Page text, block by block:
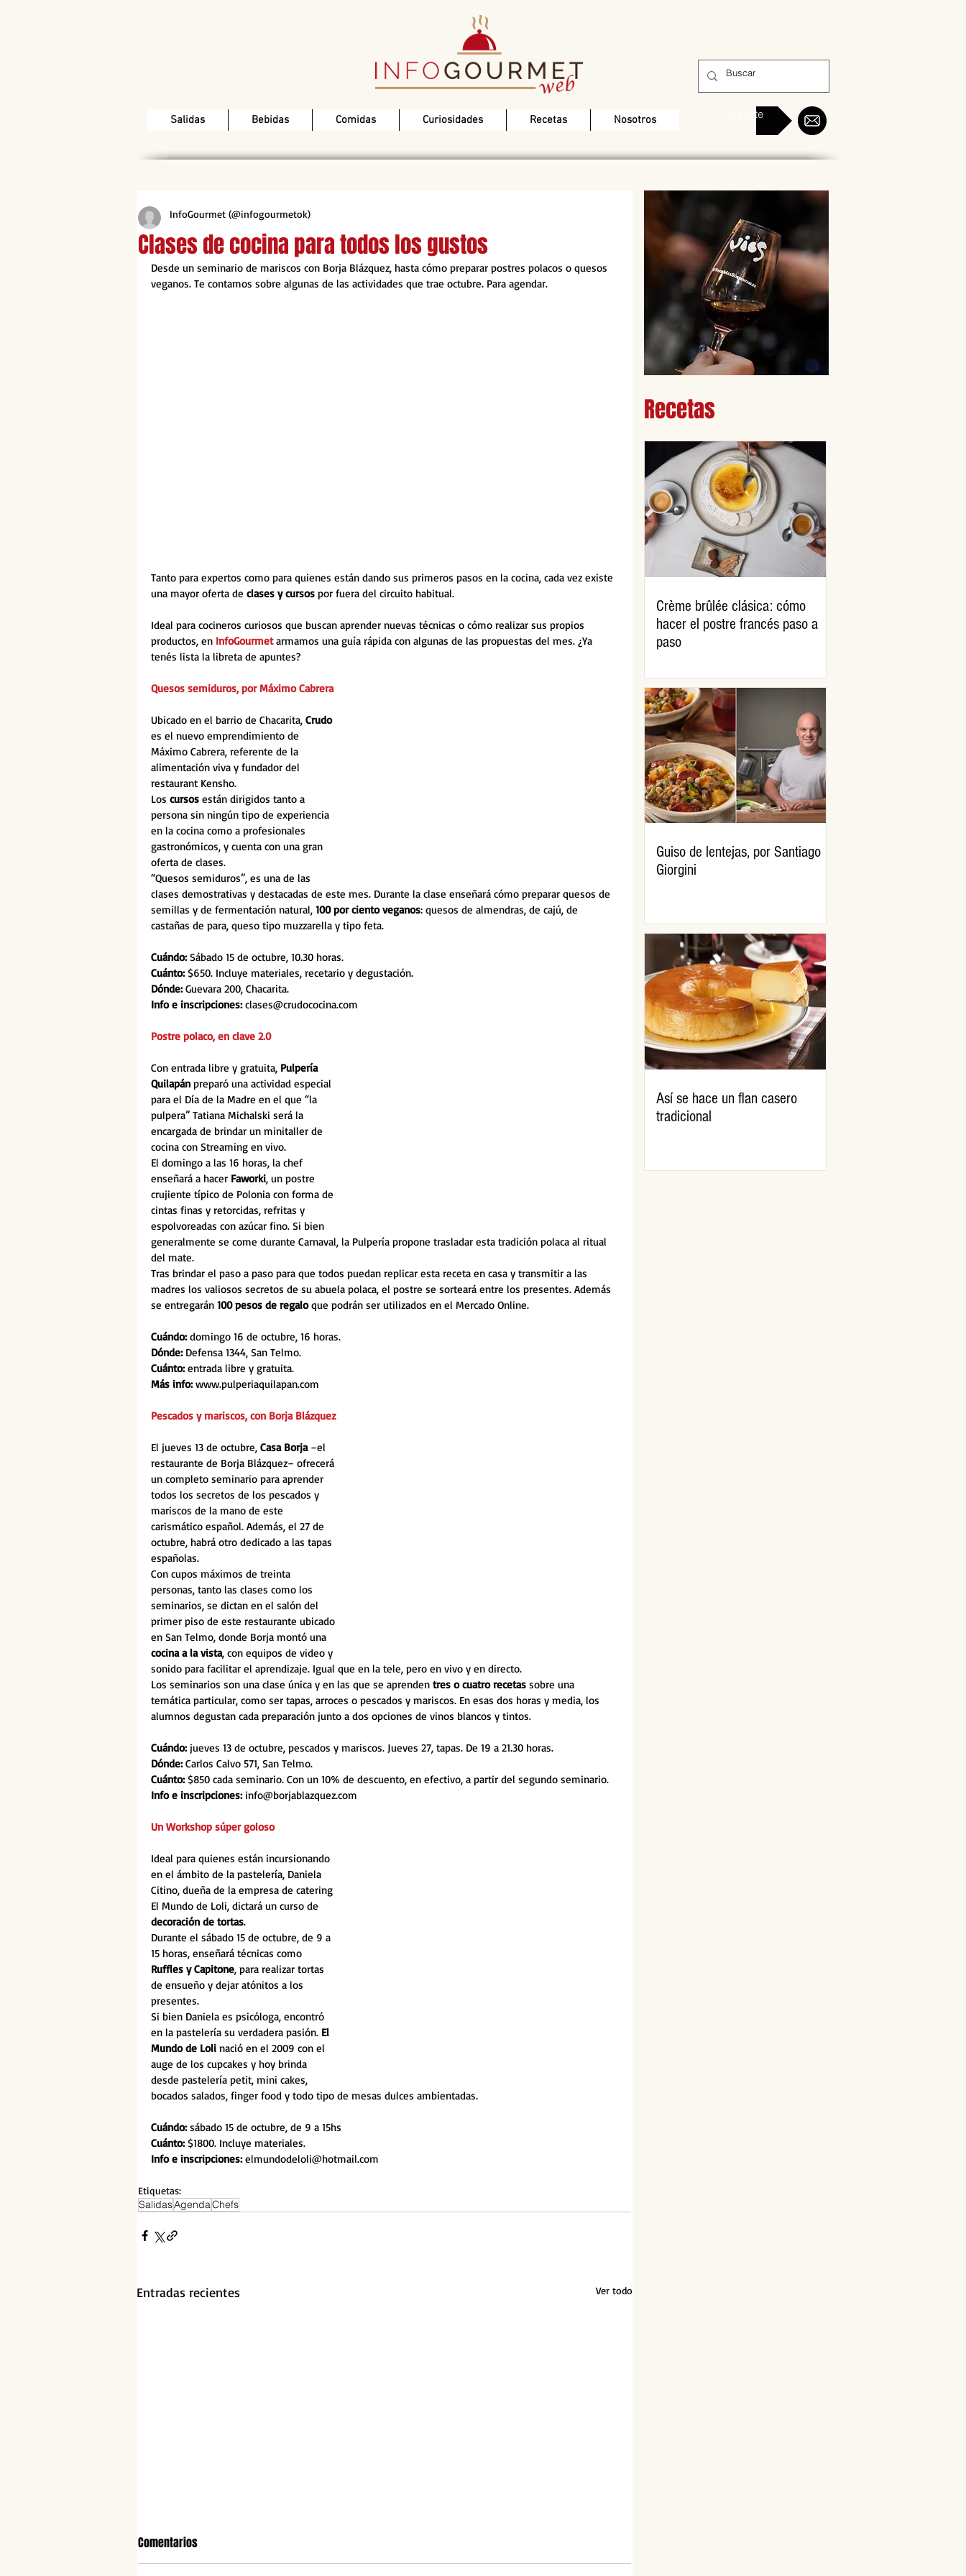
Salidas Bebidas Comidas Curiosidades Recetas Nosotros Sumate
Clases de cocina para todos los gustos
InfoGourmet (@infogourmetok)
Desde un seminario de mariscos con Borja Blázquez, hasta cómo preparar postres polacos o quesos
veganos. Te contamos sobre algunas de las actividades que trae octubre. Para agendar.
Tanto para expertos como para quienes están dando sus primeros pasos en la cocina, cada vez existe
una mayor oferta de clases y cursos por fuera del circuito habitual.
Ideal para cocineros curiosos que buscan aprender nuevas técnicas o cómo realizar sus propios
productos, en InfoGourmet armamos una guía rápida con algunas de las propuestas del mes. ¿Ya
tenés lista la libreta de apuntes?
Quesos semiduros, por Máximo Cabrera
Ubicado en el barrio de Chacarita, Crudo
es el nuevo emprendimiento de
Máximo Cabrera, referente de la
alimentación viva y fundador del
restaurant Kensho.
Los cursos están dirigidos tanto a
persona sin ningún tipo de experiencia
en la cocina como a profesionales
gastronómicos, y cuenta con una gran
oferta de clases.
“Quesos semiduros”, es una de las
clases demostrativas y destacadas de este mes. Durante la clase enseñará cómo preparar quesos de
semillas y de fermentación natural, 100 por ciento veganos: quesos de almendras, de cajú, de
castañas de para, queso tipo muzzarella y tipo feta.
Cuándo: Sábado 15 de octubre, 10.30 horas.
Cuánto: $650. Incluye materiales, recetario y degustación.
Dónde: Guevara 200, Chacarita.
Info e inscripciones: clases@crudococina.com
Postre polaco, en clave 2.0
Con entrada libre y gratuita, Pulpería
Quilapán preparó una actividad especial
para el Día de la Madre en el que “la
pulpera” Tatiana Michalski será la
encargada de brindar un minitaller de
cocina con Streaming en vivo.
El domingo a las 16 horas, la chef
enseñará a hacer Faworki, un postre
crujiente típico de Polonia con forma de
cintas finas y retorcidas, refritas y
espolvoreadas con azúcar fino. Si bien
generalmente se come durante Carnaval, la Pulpería propone trasladar esta tradición polaca al ritual
del mate.
Tras brindar el paso a paso para que todos puedan replicar esta receta en casa y transmitir a las
madres los valiosos secretos de su abuela polaca, el postre se sorteará entre los presentes. Además
se entregarán 100 pesos de regalo que podrán ser utilizados en el Mercado Online.
Cuándo: domingo 16 de octubre, 16 horas.
Dónde: Defensa 1344, San Telmo.
Cuánto: entrada libre y gratuita.
Más info: www.pulperiaquilapan.com
Pescados y mariscos, con Borja Blázquez
El jueves 13 de octubre, Casa Borja –el
restaurante de Borja Blázquez– ofrecerá
un completo seminario para aprender
todos los secretos de los pescados y
mariscos de la mano de este
carismático español. Además, el 27 de
octubre, habrá otro dedicado a las tapas
españolas.
Con cupos máximos de treinta
personas, tanto las clases como los
seminarios, se dictan en el salón del
primer piso de este restaurante ubicado
en San Telmo, donde Borja montó una
cocina a la vista, con equipos de video y
sonido para facilitar el aprendizaje. Igual que en la tele, pero en vivo y en directo.
Los seminarios son una clase única y en las que se aprenden tres o cuatro recetas sobre una
temática particular, como ser tapas, arroces o pescados y mariscos. En esas dos horas y media, los
alumnos degustan cada preparación junto a dos opciones de vinos blancos y tintos.
Cuándo: jueves 13 de octubre, pescados y mariscos. Jueves 27, tapas. De 19 a 21.30 horas.
Dónde: Carlos Calvo 571, San Telmo.
Cuánto: $850 cada seminario. Con un 10% de descuento, en efectivo, a partir del segundo seminario.
Info e inscripciones: info@borjablazquez.com
Un Workshop súper goloso
Ideal para quienes están incursionando
en el ámbito de la pastelería, Daniela
Citino, dueña de la empresa de catering
El Mundo de Loli, dictará un curso de
decoración de tortas.
Durante el sábado 15 de octubre, de 9 a
15 horas, enseñará técnicas como
Ruffles y Capitone, para realizar tortas
de ensueño y dejar atónitos a los
presentes.
Si bien Daniela es psicóloga, encontró
en la pastelería su verdadera pasión. El
Mundo de Loli nació en el 2009 con el
auge de los cupcakes y hoy brinda
desde pastelería petit, mini cakes,
bocados salados, finger food y todo tipo de mesas dulces ambientadas.
Cuándo: sábado 15 de octubre, de 9 a 15hs
Cuánto: $1800. Incluye materiales.
Info e inscripciones: elmundodeloli@hotmail.com
Etiquetas:
SalidasAgendaChefs
Entradas recientes Ver todo
Comentarios
Recetas
Crème brûlée clásica: cómo
hacer el postre francés paso a
paso
Guiso de lentejas, por Santiago
Giorgini
Así se hace un flan casero
tradicional